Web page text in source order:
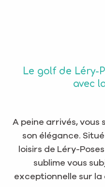
Le golf de Léry-
avec
A peine arrivés, vous
son élégance.
loisirs de Léry-
sublime vous
exceptionnelle sur la